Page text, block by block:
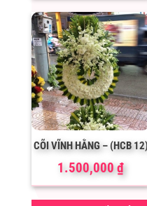
CÕI VĨNH HẰNG – (HCB
1.500,000₫